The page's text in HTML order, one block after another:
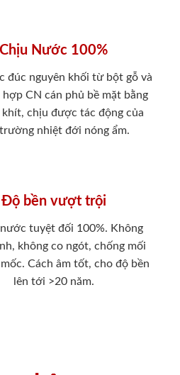
Chịu Nước 100%
đúc nguyên khối từ bột gỗ và
hợp CN cán phủ bề mặt bằng
khít, chịu được tác động của
nhiệt đới nóng ẩm.
Độ bền vượt trội
tuyệt đối 100%. Không
không co ngót, chống mối
Cách âm tốt, cho độ bền
lên tới >20 năm.